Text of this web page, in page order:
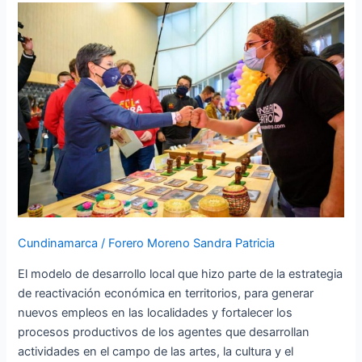
Cundinamarca / Forero Moreno Sandra Patricia
El modelo de desarrollo local que hizo parte de la estrategia
de reactivación económica en territorios, para generar
nuevos empleos en las localidades y fortalecer los
procesos productivos de los agentes que desarrollan
actividades en el campo de las artes, la cultura y el
de
27
mil
millones
para
apoyar
proyectos